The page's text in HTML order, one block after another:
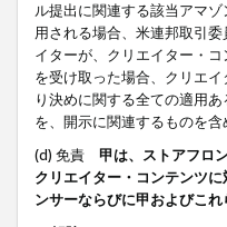
ル提出に関連する該当アマ
用される場合、米連邦取引
イターが、クリエイター・
を受け取った場合、クリエ
り決めに関する全ての適用
を、開示に関連するものを含
(d) 免責 甲は、ストアフロ
クリエイター・コンテンツ
ンサーならびに甲およびこ